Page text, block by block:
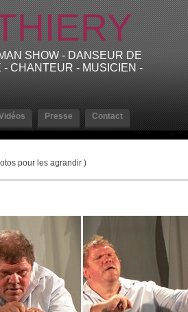
SHOW - DANSEUR DE
CHANTEUR - MUSICIEN -
Presse Contact
pour les agrandir )